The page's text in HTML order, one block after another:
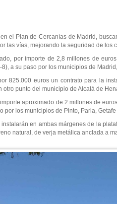
el Plan de Cercanías de Madrid,
las vías, mejorando la seguridad de los
por importe de 2,8 millones de
a su paso por los municipios de
825.000 euros un contrato para la
otro punto del municipio de Alcalá de
aproximado de 2 millones de
por los municipios de Pinto, Parla,
en ambas márgenes de la
natural, de verja metálica anclada a